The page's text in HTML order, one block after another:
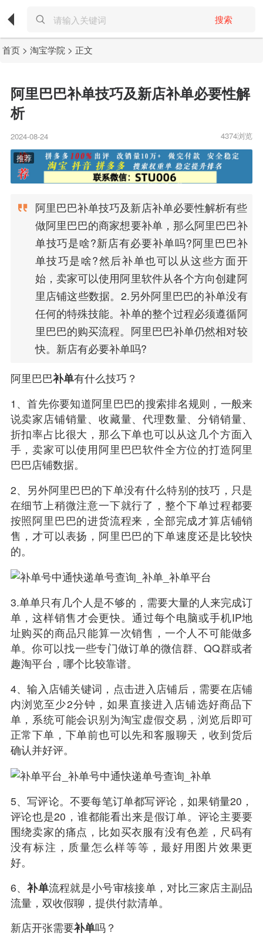
搜索
首页 >淘宝学院 > 正文
阿里巴巴补单技巧及新店补单必要性解
析
2024-08-24 4374浏览
阿里巴巴补单技巧及新店补单必要性解析有些
做阿里巴巴的商家想要补单，那么阿里巴巴补
单技巧是啥?新店有必要补单吗?阿里巴巴补
单技巧是啥?然后补单也可以从这些方面开
始，卖家可以使用阿里软件从各个方向创建阿
里店铺这些数据。2.另外阿里巴巴的补单没有
任何的特殊技能。补单的整个过程必须遵循阿
里巴巴的购买流程。阿里巴巴补单仍然相对较
快。新店有必要补单吗?
阿里巴巴补单有什么技巧？
1、首先你要知道阿里巴巴的搜索排名规则，一般来
说卖家店铺销量、收藏量、代理数量、分销销量、
折扣率占比很大，那么下单也可以从这几个方面入
手，卖家可以使用阿里巴巴软件全方位的打造阿里
巴巴店铺数据。
2、另外阿里巴巴的下单没有什么特别的技巧，只是
在细节上稍微注意一下就行了，整个下单过程都要
按照阿里巴巴的进货流程来，全部完成才算店铺销
售，才可以表扬，阿里巴巴的下单速度还是比较快
的。
3.单单只有几个人是不够的，需要大量的人来完成订
单，这样销售才会更快。通过每个电脑或手机IP地
址购买的商品只能算一次销售，一个人不可能做多
单。你可以找一些专门做订单的微信群、QQ群或者
趣淘平台，哪个比较靠谱。
4、输入店铺关键词，点击进入店铺后，需要在店铺
内浏览至少2分钟，如果直接进入店铺选好商品下
单，系统可能会识别为淘宝虚假交易，浏览后即可
正常下单，下单前也可以先和客服聊天，收到货后
确认并好评。
5、写评论。不要每笔订单都写评论，如果销量20，
评论也是20，谁都能看出来是假订单。评论主要要
围绕卖家的痛点，比如买衣服有没有色差，尺码有
没有标注，质量怎么样等等，最好用图片效果更
好。
6、补单流程就是小号审核接单，对比三家店主副品
流量，双收假聊，提供付款清单。
新店开张需要补单吗？